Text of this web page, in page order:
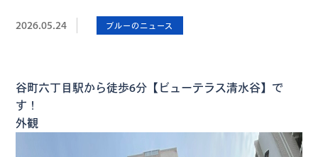
2026.05.24 ブルーのニュース
谷町六丁目駅から徒歩6分【ビューテラス清水谷】で
す！
外観